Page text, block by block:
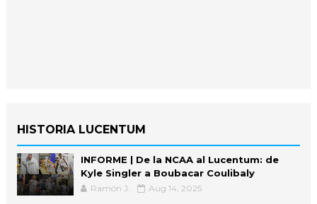
HISTORIA LUCENTUM
INFORME | De la NCAA al Lucentum: de
Kyle Singler a Boubacar Coulibaly
Ramón J. Aug 14, 2025